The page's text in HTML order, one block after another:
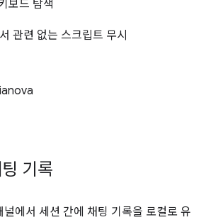
보드 탐색
관련 없는 스크립트 무시
기록
널에서 세션 간에 채팅 기록을 로컬로 유